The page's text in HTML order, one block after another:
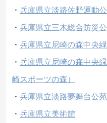
・ 兵庫県立淡路佐野運動
・ 兵庫県立三木総合防災
・ 兵庫県立尼崎の森中央
・ 兵庫県立尼崎の森中央
崎スポーツの森）
・ 兵庫県立淡路夢舞台公苑
・ 兵庫県立美術館